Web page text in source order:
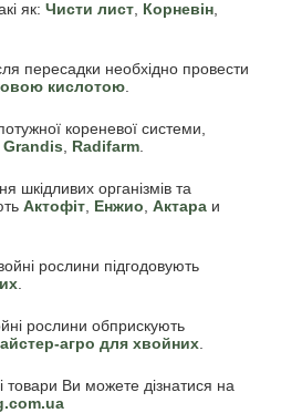
як: Чисти лист Корневін
пересадки необхідно провести
кислотою
кореневої системи,
Grandis Radifarm
шкідливих організмів та
Актофіт Енжио Актара и
рослини підгодовують
рослини обприскують
агро для хвойних
товари Ви можете дізнатися на